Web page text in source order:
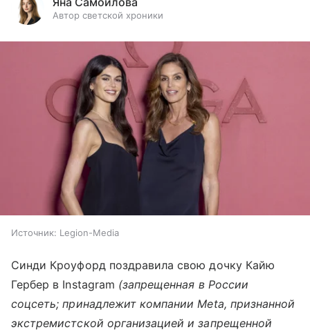
Автор светской хроники
Источник: Legion-Media
Синди Кроуфорд поздравила свою дочку Кайю
Гербер в Instagram (запрещенная в России
соцсеть; принадлежит компании Meta, признанной
экстремистской организацией и запрещенной